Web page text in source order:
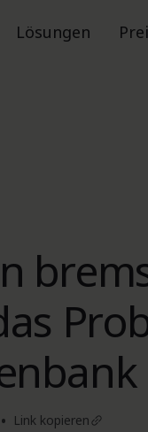
Lösungen
• Link kopieren